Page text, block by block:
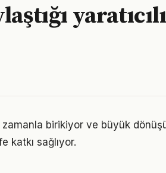
zamanla birikiyor ve büyük
katkı sağlıyor.